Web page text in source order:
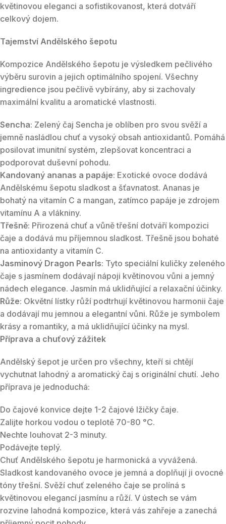
květinovou eleganci a sofistikovanost, která dotváří
celkový dojem.
Tajemství Andělského šepotu
Kompozice Andělského šepotu je výsledkem pečlivého
výběru surovin a jejich optimálního spojení. Všechny
ingredience jsou pečlivě vybírány, aby si zachovaly
maximální kvalitu a aromatické vlastnosti.
Sencha: Zelený čaj Sencha je oblíben pro svou svěží a
jemně nasládlou chuť a vysoký obsah antioxidantů. Pomáhá
posilovat imunitní systém, zlepšovat koncentraci a
podporovat duševní pohodu.
Kandovaný ananas a papáje: Exotické ovoce dodává
Andělskému šepotu sladkost a šťavnatost. Ananas je
bohatý na vitamín C a mangan, zatímco papáje je zdrojem
vitamínu A a vlákniny.
Třešně: Přirozená chuť a vůně třešní dotváří kompozici
čaje a dodává mu příjemnou sladkost. Třešně jsou bohaté
na antioxidanty a vitamín C.
Jasminový Dragon Pearls: Tyto speciální kuličky zeleného
čaje s jasmínem dodávají nápoji květinovou vůni a jemný
nádech elegance. Jasmín má uklidňující a relaxační účinky.
Růže: Okvětní lístky růží podtrhují květinovou harmonii čaje
a dodávají mu jemnou a elegantní vůni. Růže je symbolem
krásy a romantiky, a má uklidňující účinky na mysl.
Příprava a chuťový zážitek
Andělský šepot je určen pro všechny, kteří si chtějí
vychutnat lahodný a aromatický čaj s originální chutí. Jeho
příprava je jednoduchá:
Do čajové konvice dejte 1-2 čajové lžičky čaje.
Zalijte horkou vodou o teplotě 70-80 °C.
Nechte louhovat 2-3 minuty.
Podávejte teplý.
Chuť Andělského šepotu je harmonická a vyvážená.
Sladkost kandovaného ovoce je jemná a doplňují ji ovocné
tóny třešní. Svěží chuť zeleného čaje se prolíná s
květinovou elegancí jasmínu a růží. V ústech se vám
rozvine lahodná kompozice, která vás zahřeje a zanechá